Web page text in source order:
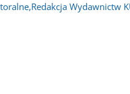
Wydawnictw